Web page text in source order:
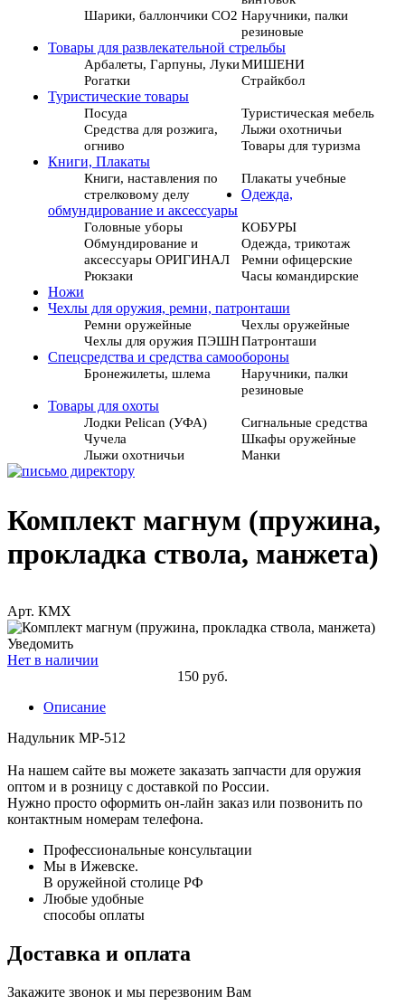
Шарики, баллончики СО2 Наручники, палки
резиновые
Товары для развлекательной стрельбы
Арбалеты, Гарпуны, ЛукиМИШЕНИ
Рогатки
Страйкбол
Туристические товары
Посуда
Туристическая мебель
Средства для розжига,
огниво
Лыжи охотничьи
Товары для туризма
Книги, Плакаты
Книги, наставления по
стрелковому делу
Плакаты учебные
Одежда,
обмундирование и аксессуары
Головные уборы
КОБУРЫ
Обмундирование и
аксессуары ОРИГИНАЛ
Одежда, трикотаж
Ремни офицерские
Рюкзаки
Часы командирские
Ножи
Чехлы для оружия, ремни, патронташи
Ремни оружейные
Чехлы оружейные
Чехлы для оружия ПЭШНПатронташи
Спецсредства и средства самообороны
Бронежилеты, шлема
Наручники, палки
резиновые
Товары для охоты
Лодки Pelican (УФА)
Сигнальные средства
Чучела
Шкафы оружейные
Лыжи охотничьи
Манки
Комплект магнум (пружина,
прокладка ствола, манжета)
Арт. КМХ
Уведомить
Нет в наличии
150 руб.
Описание
Надульник МР-512
На нашем сайте вы можете заказать запчасти для оружия
оптом и в розницу с доставкой по России.
Нужно просто оформить он-лайн заказ или позвонить по
контактным номерам телефона.
Профессиональные консультации
Мы в Ижевске.
В оружейной столице РФ
Любые удобные
способы оплаты
Доставка и оплата
Закажите звонок и мы перезвоним Вам